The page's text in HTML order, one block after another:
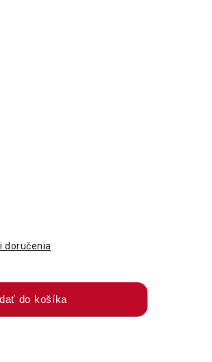
doručenia
do košíka